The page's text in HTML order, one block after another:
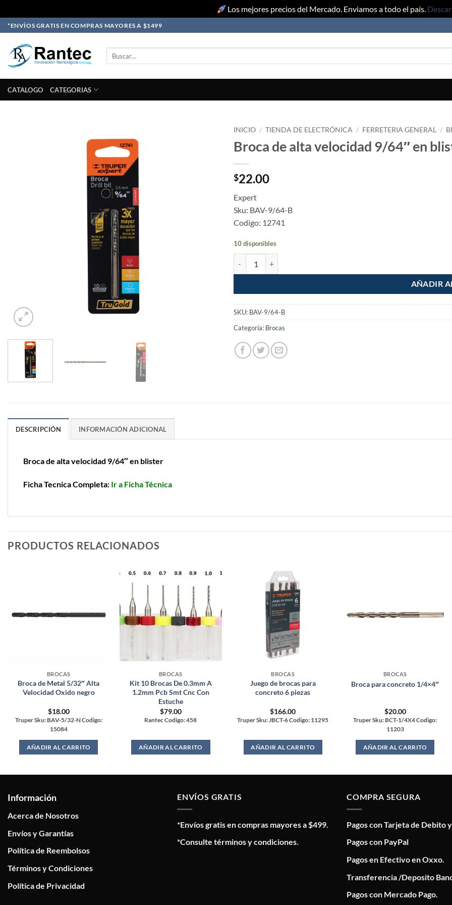
Los mejores precios del Mercado. Enviamos a todo el país.
Skip
to
content
*ENVÍOS GRATIS EN COMPRAS MAYORES A $1499
CATALOGO CATEGORIAS
INICIO / TIENDA DE ELECTRÓNICA / FERRETERIA GENERAL /
Broca de alta velocidad 9/64″ en
$22.00
Expert
Sku: BAV-9/64-B
Codigo: 12741
10 disponibles
AÑADIR
SKU: BAV-9/64-B
Categoría: Brocas
DESCRIPCIÓN INFORMACIÓN ADICIONAL
Broca de alta velocidad 9/64″ en blister
Ficha Tecnica Completa: Ir a Ficha Técnica
PRODUCTOS RELACIONADOS
BROCAS
Broca de Metal 5/32″ Alta
Velocidad Oxido negro
$18.00
Truper Sku: BAV-5/32-N Codigo:
15084
AÑADIR AL CARRITO
BROCAS
Kit 10 Brocas De 0.3mm A
1.2mm Pcb Smt Cnc Con
Estuche
$79.00
Rantec Codigo: 458
AÑADIR AL CARRITO
BROCAS
Juego de brocas para
concreto 6 piezas
$166.00
Truper Sku: JBCT-6 Codigo: 11295
AÑADIR AL CARRITO
BROCAS
Broca para concreto 1/4×4″
$20.00
Truper Sku: BCT-1/4X4 Codigo:
11203
AÑADIR AL CARRITO
Información
Acerca de Nosotros
Envíos y Garantías
Política de Reembolsos
Términos y Condiciones
Política de Privacidad
ENVÍOS GRATIS
*Envíos gratis en compras mayores a $499.
*Consulte términos y condiciones.
COMPRA SEGURA
Pagos con Tarjeta de Debito
Pagos con PayPal
Pagos en Efectivo en Oxxo.
Transferencia /Deposito
Pagos con Mercado Pago.